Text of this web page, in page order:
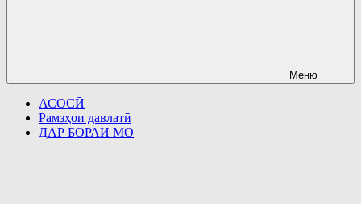
Меню
АСОСӢ
Рамзҳои давлатӣ
ДАР БОРАИ МО